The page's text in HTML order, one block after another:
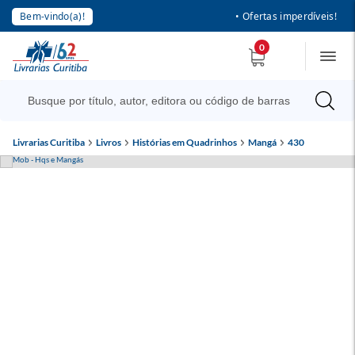
Bem-vindo(a)! • Ofertas imperdíveis!
0
Livrarias Curitiba Livros Histórias em Quadrinhos Mangá 430